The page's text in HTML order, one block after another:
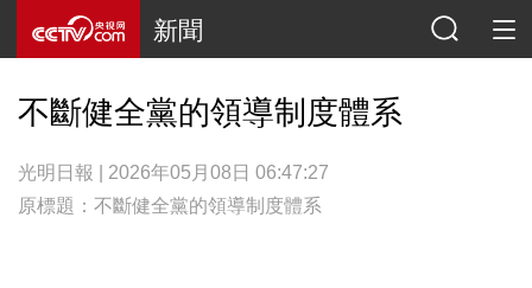
新聞
不斷健全黨的領導制度體系
光明日報 | 2026年05月08日 06:47:27
原標題：不斷健全黨的領導制度體系